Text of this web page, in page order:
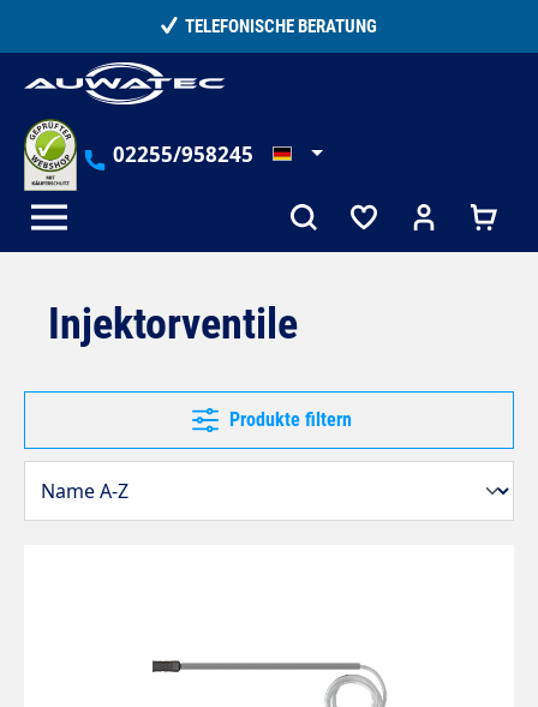
TELEFONISCHE BERATUNG
02255/958245
Injektorventile
Produkte filtern